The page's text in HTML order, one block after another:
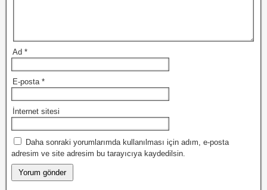
Ad *
E-posta *
İnternet sitesi
Daha sonraki yorumlarımda kullanılması için adım, e-posta
adresim ve site adresim bu tarayıcıya kaydedilsin.